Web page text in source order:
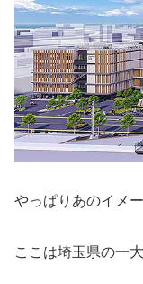
やっぱりあのイメ
ここは埼玉県の一